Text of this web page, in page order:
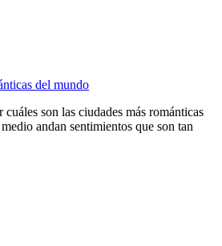
del mundo
son las ciudades más románticas
andan sentimientos que son tan